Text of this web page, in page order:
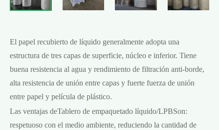
El papel recubierto de líquido generalmente adopta una
estructura de tres capas de superficie, núcleo e inferior. Tiene
buena resistencia al agua y rendimiento de filtración anti-borde,
alta resistencia de unión entre capas y fuerte fuerza de unión
entre papel y película de plástico.
Las ventajas deTablero de empaquetado líquido/LPBSon:
respetuoso con el medio ambiente, reduciendo la cantidad de